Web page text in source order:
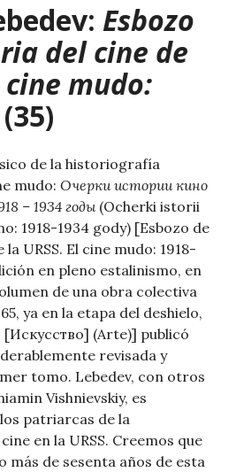
Esbozo
del cine de
cine mudo:
(35)
de la historiografía
mudo: Очерки истории кино
– 1934 годы (Ocherki istorii
1918-1934 gody) [Esbozo de
URSS. El cine mudo: 1918-
en pleno estalinismo, en
de una obra colectiva
ya en la etapa del deshielo,
(Arte)] publicó
revisada y
tomo. Lebedev, con otros
Vishnievskiy, es
patriarcas de la
en la URSS. Creemos que
más de sesenta años de esta